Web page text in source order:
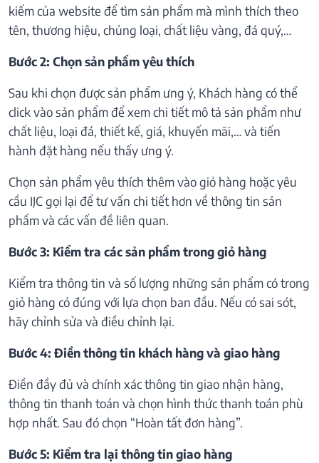
kiếm của website để tìm sản phẩm mà mình thích theo
tên, thương hiệu, chủng loại, chất liệu vàng, đá quý,…
Bước 2: Chọn sản phẩm yêu thích
Sau khi chọn được sản phẩm ưng ý, Khách hàng có thể
click vào sản phẩm để xem chi tiết mô tả sản phẩm như
chất liệu, loại đá, thiết kế, giá, khuyến mãi,… và tiến
hành đặt hàng nếu thấy ưng ý.
Chọn sản phẩm yêu thích thêm vào giỏ hàng hoặc yêu
cầu IJC gọi lại để tư vấn chi tiết hơn về thông tin sản
phẩm và các vấn đề liên quan.
Bước 3: Kiểm tra các sản phẩm trong giỏ hàng
Kiểm tra thông tin và số lượng những sản phẩm có trong
giỏ hàng có đúng với lựa chọn ban đầu. Nếu có sai sót,
hãy chỉnh sửa và điều chỉnh lại.
Bước 4: Điền thông tin khách hàng và giao hàng
Điền đầy đủ và chính xác thông tin giao nhận hàng,
thông tin thanh toán và chọn hình thức thanh toán phù
hợp nhất. Sau đó chọn “Hoàn tất đơn hàng”.
Bước 5: Kiểm tra lại thông tin giao hàng